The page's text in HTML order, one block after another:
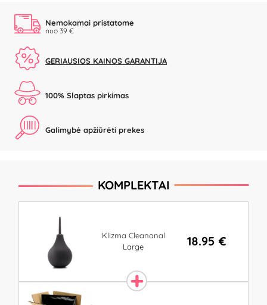
Nemokamai pristatome
nuo 39 €
GERIAUSIOS KAINOS GARANTIJA
100% Slaptas pirkimas
Galimybė apžiūrėti prekes
KOMPLEKTAI
Klizma Cleananal
Large
18.95 €